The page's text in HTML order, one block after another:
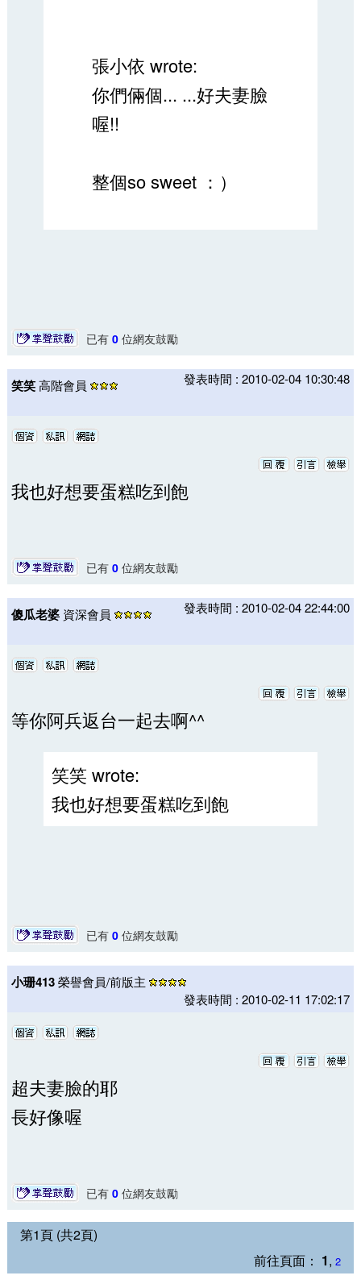
張小依 wrote:
你們倆個... ...好夫妻臉
喔!!
整個so sweet ：）
已有 0位網友鼓勵
笑笑高階會員 發表時間 : 2010-02-04 10:30:48
我也好想要蛋糕吃到飽
已有 0位網友鼓勵
傻瓜老婆 資深會員 發表時間 : 2010-02-04 22:44:00
等你阿兵返台一起去啊^^
笑笑 wrote:
我也好想要蛋糕吃到飽
已有 0位網友鼓勵
小珊413榮譽會員/前版主
發表時間 : 2010-02-11 17:02:17
超夫妻臉的耶
長好像喔
已有 0位網友鼓勵
第1頁 (共2頁)
前往頁面： 1, 2